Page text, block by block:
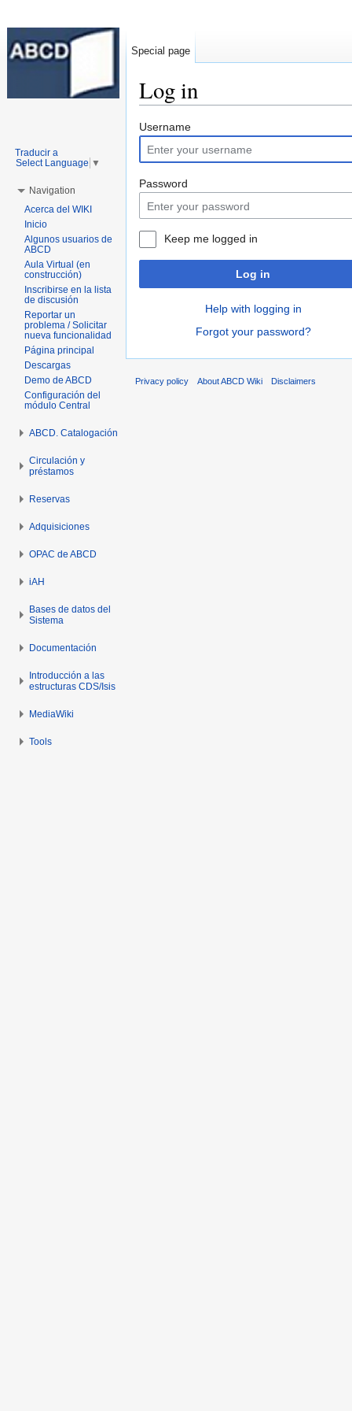
Log in
Username
Password
Keep me logged in
Log in
Help with logging in
Forgot your password?
Special page
Traducir a
Select Language ▼
Navigation
Acerca del WIKI
Inicio
Algunos usuarios de
ABCD
Aula Virtual (en
construcción)
Inscribirse en la lista
de discusión
Reportar un
problema / Solicitar
nueva funcionalidad
Página principal
Descargas
Demo de ABCD
Configuración del
módulo Central
ABCD. Catalogación
Circulación y
préstamos
Reservas
Adquisiciones
OPAC de ABCD
iAH
Bases de datos del
Sistema
Documentación
Introducción a las
estructuras CDS/Isis
MediaWiki
Tools
Privacy policy About ABCD Wiki Disclaimers